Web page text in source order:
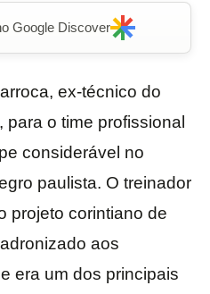
Google Discover
ex-técnico do
o time profissional
considerável no
paulista. O treinador
projeto corintiano de
aos
era um dos principais